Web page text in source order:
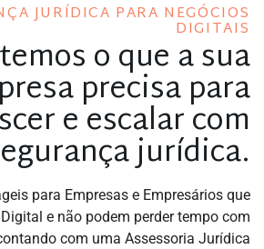
JURÍDICA PARA NEGÓCIOS
DIGITAIS
o que a sua
precisa para
e escalar com
jurídica.
para Empresas e Empresários que
e não podem perder tempo com
com uma Assessoria Jurídica